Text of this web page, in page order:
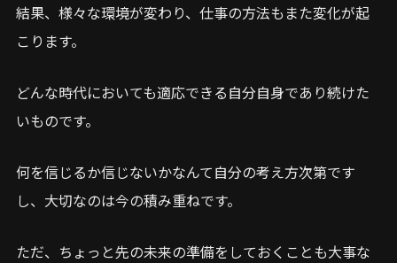
結果、様々な環境が変わり、仕事の方法もまた変化が起
こります。
どんな時代においても適応できる自分自身であり続けた
いものです。
何を信じるか信じないかなんて自分の考え方次第です
し、大切なのは今の積み重ねです。
ただ、ちょっと先の未来の準備をしておくことも大事な